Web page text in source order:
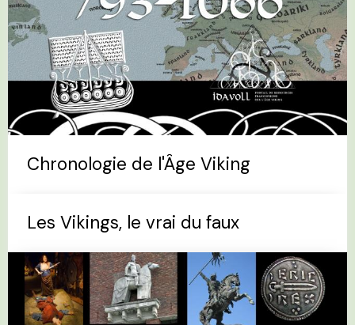
Chronologie de l'Âge Viking
Les Vikings, le vrai du faux